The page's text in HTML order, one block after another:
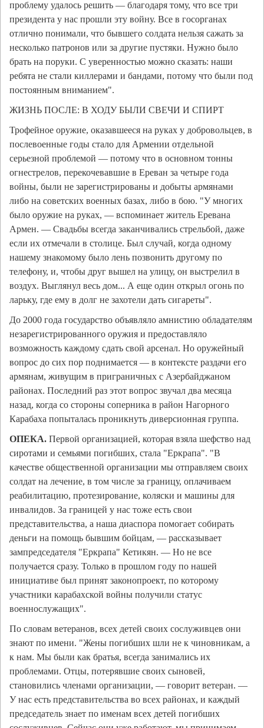
проблему удалось решить — благодаря тому, что все три
президента у нас прошли эту войну. Все в госорганах
отлично понимали, что бывшего солдата нельзя сажать за
несколько патронов или за другие пустяки. Нужно было
брать на поруки. С уверенностью можно сказать: наши
ребята не стали киллерами и бандами, потому что были под
постоянным вниманием".
ЖИЗНЬ ПОСЛЕ: В ХОДУ БЫЛИ СВЕЧИ И СПИРТ
Трофейное оружие, оказавшееся на руках у добровольцев, в
послевоенные годы стало для Армении отдельной
серьезной проблемой — потому что в основном тонны
огнестрелов, перекочевавшие в Ереван за четыре года
войны, были не зарегистрированы и добыты армянами
либо на советских военных базах, либо в бою. "У многих
было оружие на руках, — вспоминает житель Еревана
Армен. — Свадьбы всегда заканчивались стрельбой, даже
если их отмечали в столице. Был случай, когда одному
нашему знакомому было лень позвонить другому по
телефону, и, чтобы друг вышел на улицу, он выстрелил в
воздух. Выглянул весь дом... А еще один открыл огонь по
ларьку, где ему в долг не захотели дать сигареты".
До 2000 года государство объявляло амнистию обладателям
незарегистрированного оружия и предоставляло
возможность каждому сдать свой арсенал. Но оружейный
вопрос до сих пор поднимается — в контексте раздачи его
армянам, живущим в приграничных с Азербайджаном
районах. Последний раз этот вопрос звучал два месяца
назад, когда со стороны соперника в район Нагорного
Карабаха попыталась проникнуть диверсионная группа.
ОПЕКА. Первой организацией, которая взяла шефство над
сиротами и семьями погибших, стала "Еркрапа". "В
качестве общественной организации мы отправляем своих
солдат на лечение, в том числе за границу, оплачиваем
реабилитацию, протезирование, коляски и машины для
инвалидов. За границей у нас тоже есть свои
представительства, а наша диаспора помогает собирать
деньги на помощь бывшим бойцам, — рассказывает
зампредседателя "Еркрапа" Кетикян. — Но не все
получается сразу. Только в прошлом году по нашей
инициативе был принят законопроект, по которому
участники карабахской войны получили статус
военнослужащих".
По словам ветеранов, всех детей своих сослуживцев они
знают по имени. "Жены погибших шли не к чиновникам, а
к нам. Мы были как братья, всегда занимались их
проблемами. Отцы, потерявшие своих сыновей,
становились членами организации, — говорит ветеран. —
У нас есть представительства во всех районах, и каждый
председатель знает по именам всех детей погибших